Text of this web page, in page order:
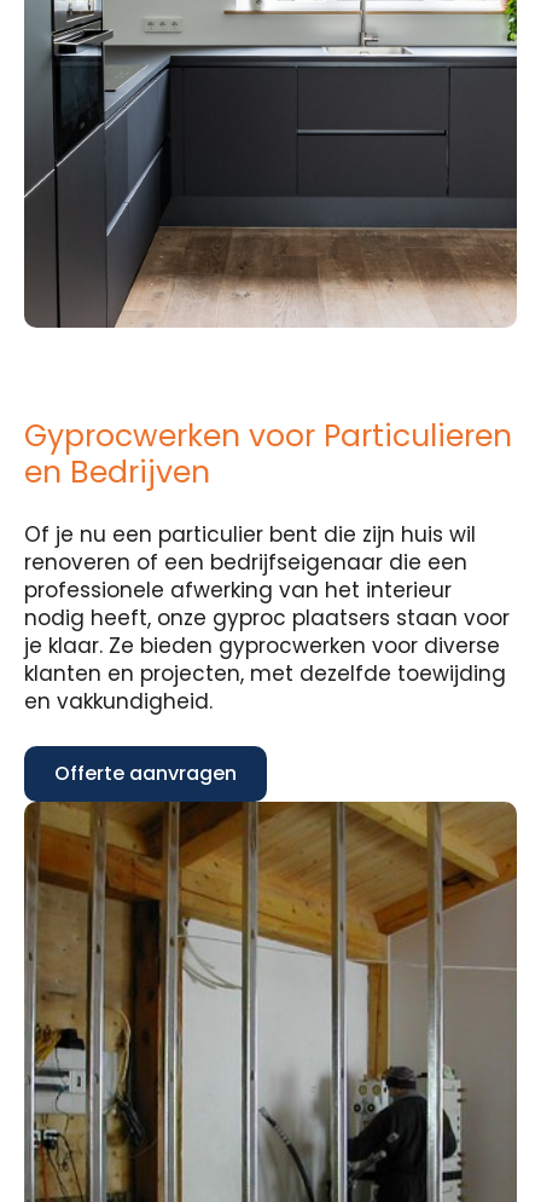
Gyprocwerken voor Particulieren
en Bedrijven
Of je nu een particulier bent die zijn huis wil
renoveren of een bedrijfseigenaar die een
professionele afwerking van het interieur
nodig heeft, onze gyproc plaatsers staan voor
je klaar. Ze bieden gyprocwerken voor diverse
klanten en projecten, met dezelfde toewijding
en vakkundigheid.
Offerte aanvragen